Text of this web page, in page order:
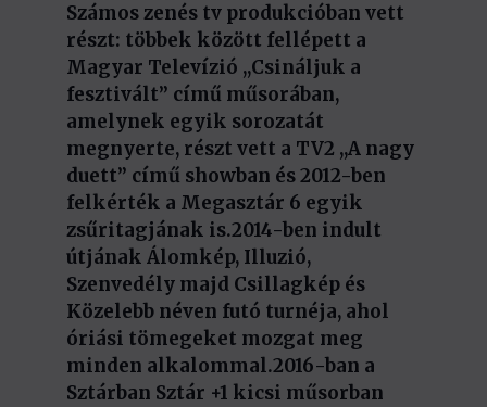
Számos zenés tv produkcióban vett
részt: többek között fellépett a
Magyar Televízió ,,Csináljuk a
fesztivált” című műsorában,
amelynek egyik sorozatát
megnyerte, részt vett a TV2 ,,A nagy
duett” című showban és 2012-ben
felkérték a Megasztár 6 egyik
zsűritagjának is.2014-ben indult
útjának Álomkép, Illuzió,
Szenvedély majd Csillagkép és
Közelebb néven futó turnéja, ahol
óriási tömegeket mozgat meg
minden alkalommal.2016-ban a
Sztárban Sztár +1 kicsi műsorban